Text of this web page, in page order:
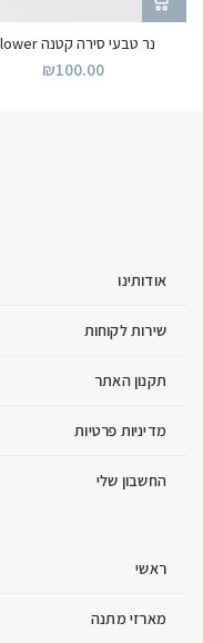
נר טבעי סירה קטנה Flower
₪100.00
אודותינו
שירות לקוחות
תקנון האתר
מדיניות פרטיות
החשבון שלי
ראשי
מארזי מתנה